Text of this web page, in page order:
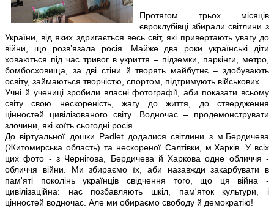
Протягом трьох місяців
євроклубівці збирали світлини з
України, від яких здригається весь світ, які привертають увагу до
війни, що розв’язала росія. Майже два роки українські діти
ховаються під час тривог в укриття – підземки, паркінги, метро,
бомбосховища, за дві стіни й творять майбутнє – здобувають
освіту, займаються творчістю, спортом, підтримують військових.
Учні й учениці зробили власні фотографії, аби показати всьому
світу свою нескореність, жагу до життя, до ствердження
цінностей цивілізованого світу. Водночас – продемонструвати
злочини, які коїть сьогодні росія.
До віртуальної дошки Padlet додалися світлини з м.Бердичева
(Житомирська область) та нескореної Салтівки, м.Харків. У всіх
цих фото - з Чернігова, Бердичева й Харкова одне обличчя -
обличчя війни. Ми збираємо їх, аби назавжди закарбувати в
пам'яті поколінь українців свідчення того, що ця війна -
цивілізаційна: нас позбавляють шкіл, пам'яток культури, і
цінностей водночас. Але ми обираємо свободу й демократію!